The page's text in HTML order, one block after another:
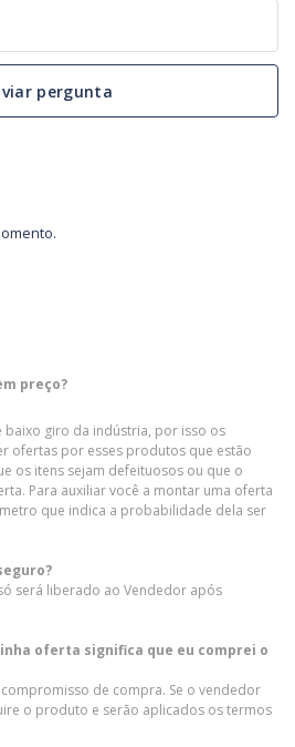
Enviar pergunta
preço?
baixo giro da indústria, por isso os
ofertas por esses produtos que estão
os itens sejam defeituosos ou que o
Para auxiliar você a montar uma oferta
que indica a probabilidade dela ser
será liberado ao Vendedor após
oferta significa que eu comprei o
de compra. Se o vendedor
o produto e serão aplicados os termos